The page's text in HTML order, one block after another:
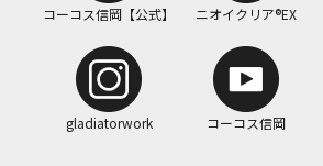
コーコス信岡【公式】 ニオイクリア®EX
gladiatorwork コーコス信岡